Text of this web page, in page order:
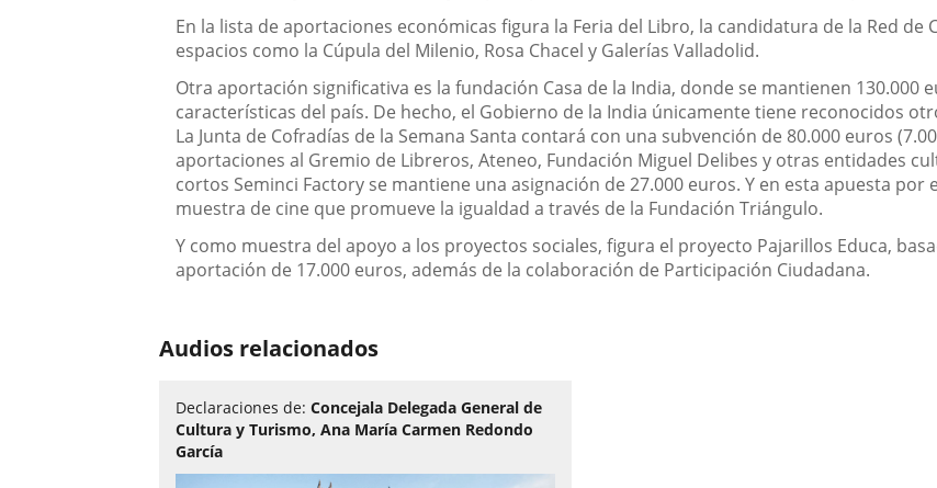
En la lista de aportaciones económicas figura la Feria del Libro, la candidatura de la Red
espacios como la Cúpula del Milenio, Rosa Chacel y Galerías Valladolid.
Otra aportación significativa es la fundación Casa de la India, donde se mantienen
características del país. De hecho, el Gobierno de la India únicamente tiene reconocidos
La Junta de Cofradías de la Semana Santa contará con una subvención de 80.000 euros
aportaciones al Gremio de Libreros, Ateneo, Fundación Miguel Delibes y otras entidades
cortos Seminci Factory se mantiene una asignación de 27.000 euros. Y en esta apuesta
muestra de cine que promueve la igualdad a través de la Fundación Triángulo.
Y como muestra del apoyo a los proyectos sociales, figura el proyecto Pajarillos Educa,
aportación de 17.000 euros, además de la colaboración de Participación Ciudadana.
Audios relacionados
Declaraciones de:Concejala Delegada General de
Cultura y Turismo, Ana María Carmen Redondo
García